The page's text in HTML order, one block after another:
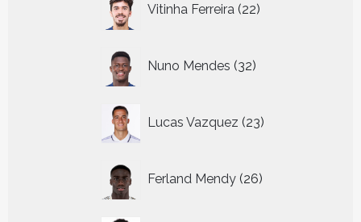
Vitinha Ferreira 22
producten
Nuno Mendes 32
producten
Lucas Vazquez 23
producten
Ferland Mendy 26
producten